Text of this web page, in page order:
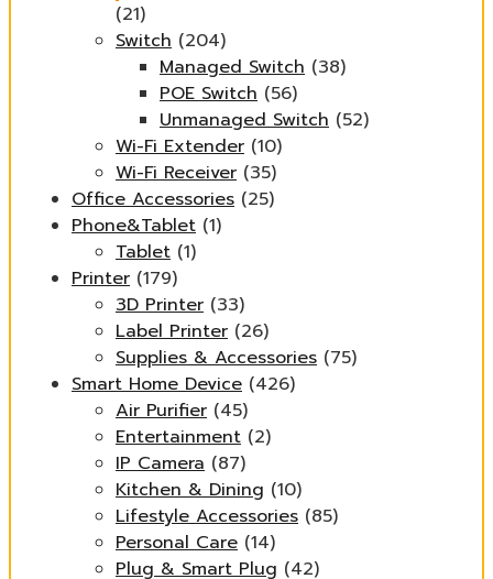
(21)
Switch (204)
Managed Switch (38)
POE Switch (56)
Unmanaged Switch (52)
Wi-Fi Extender (10)
Wi-Fi Receiver (35)
Office Accessories (25)
Phone&Tablet (1)
Tablet (1)
Printer (179)
3D Printer (33)
Label Printer (26)
Supplies & Accessories (75)
Smart Home Device (426)
Air Purifier (45)
Entertainment (2)
IP Camera (87)
Kitchen & Dining (10)
Lifestyle Accessories (85)
Personal Care (14)
Plug & Smart Plug (42)